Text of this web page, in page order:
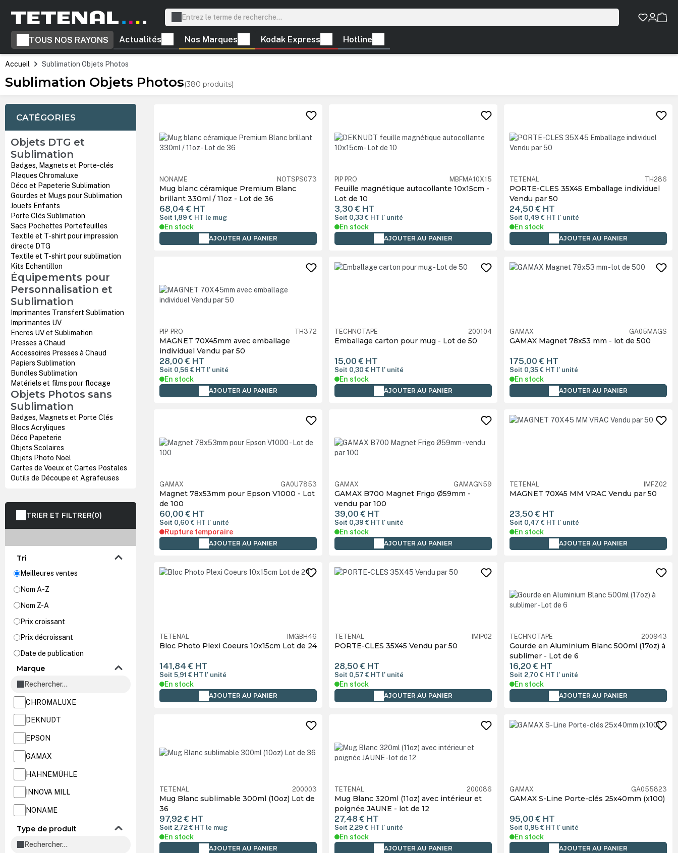
Passer à la navigation principale
TOUS NOS RAYONS Actualités Nos Marques Kodak Express Hotline
Accueil Sublimation Objets Photos
Sublimation Objets Photos(380 produits)
CATÉGORIES
Objets DTG et
Sublimation
Badges, Magnets et Porte-clés
Plaques Chromaluxe
Déco et Papeterie Sublimation
Gourdes et Mugs pour Sublimation
Jouets Enfants
Porte Clés Sublimation
Sacs Pochettes Portefeuilles
Textile et T-shirt pour impression
directe DTG
Textile et T-shirt pour sublimation
Kits Echantillon
Équipements pour
Personnalisation et
Sublimation
Imprimantes Transfert Sublimation
Imprimantes UV
Encres UV et Sublimation
Presses à Chaud
Accessoires Presses à Chaud
Papiers Sublimation
Bundles Sublimation
Matériels et films pour flocage
Objets Photos sans
Sublimation
Badges, Magnets et Porte Clés
Blocs Acryliques
Déco Papeterie
Objets Scolaires
Objets Photo Noël
Cartes de Voeux et Cartes Postales
Outils de Découpe et Agrafeuses
TRIER ET FILTRER(0)
Tri
Meilleures ventes
Nom A-Z
Nom Z-A
Prix croissant
Prix décroissant
Date de publication
Marque
CHROMALUXE
DEKNUDT
EPSON
GAMAX
HAHNEMÜHLE
INNOVA MILL
NONAME
PELEMAN
PIP PRO
Type de produit
NONAME NOTSPS073
Mug blanc céramique Premium Blanc
brillant 330ml / 11oz - Lot de 36
68,04 € HT
Soit 1,89 € HT le mug
En stock
AJOUTER AU PANIER
PIP PRO MBFMA10X15
Feuille magnétique autocollante 10x15cm -
Lot de 10
3,30 € HT
Soit 0,33 € HT l' unité
En stock
AJOUTER AU PANIER
TETENAL TH286
PORTE-CLES 35X45 Emballage individuel
Vendu par 50
24,50 € HT
Soit 0,49 € HT l' unité
En stock
AJOUTER AU PANIER
PIP-PRO TH372
MAGNET 70X45mm avec emballage
individuel Vendu par 50
28,00 € HT
Soit 0,56 € HT l' unité
En stock
AJOUTER AU PANIER
TECHNOTAPE 200104
Emballage carton pour mug - Lot de 50
15,00 € HT
Soit 0,30 € HT l' unité
En stock
AJOUTER AU PANIER
GAMAX GA05MAGS
GAMAX Magnet 78x53 mm - lot de 500
175,00 € HT
Soit 0,35 € HT l' unité
En stock
AJOUTER AU PANIER
GAMAX GA0U7853
Magnet 78x53mm pour Epson V1000 - Lot
de 100
60,00 € HT
Soit 0,60 € HT l' unité
Rupture temporaire
AJOUTER AU PANIER
GAMAX GAMAGN59
GAMAX B700 Magnet Frigo Ø59mm -
vendu par 100
39,00 € HT
Soit 0,39 € HT l' unité
En stock
AJOUTER AU PANIER
TETENAL IMFZ02
MAGNET 70X45 MM VRAC Vendu par 50
23,50 € HT
Soit 0,47 € HT l' unité
En stock
AJOUTER AU PANIER
TETENAL IMGBH46
Bloc Photo Plexi Coeurs 10x15cm Lot de 24
141,84 € HT
Soit 5,91 € HT l' unité
En stock
AJOUTER AU PANIER
TETENAL IMIP02
PORTE-CLES 35X45 Vendu par 50
28,50 € HT
Soit 0,57 € HT l' unité
En stock
AJOUTER AU PANIER
TECHNOTAPE 200943
Gourde en Aluminium Blanc 500ml (17oz) à
sublimer - Lot de 6
16,20 € HT
Soit 2,70 € HT l' unité
En stock
AJOUTER AU PANIER
TETENAL 200003
Mug Blanc sublimable 300ml (10oz) Lot de
36
97,92 € HT
Soit 2,72 € HT le mug
En stock
AJOUTER AU PANIER
TETENAL 200086
Mug Blanc 320ml (11oz) avec intérieur et
poignée JAUNE - lot de 12
27,48 € HT
Soit 2,29 € HT l' unité
En stock
AJOUTER AU PANIER
GAMAX GA055823
GAMAX S-Line Porte-clés 25x40mm (x100)
95,00 € HT
Soit 0,95 € HT l' unité
En stock
AJOUTER AU PANIER